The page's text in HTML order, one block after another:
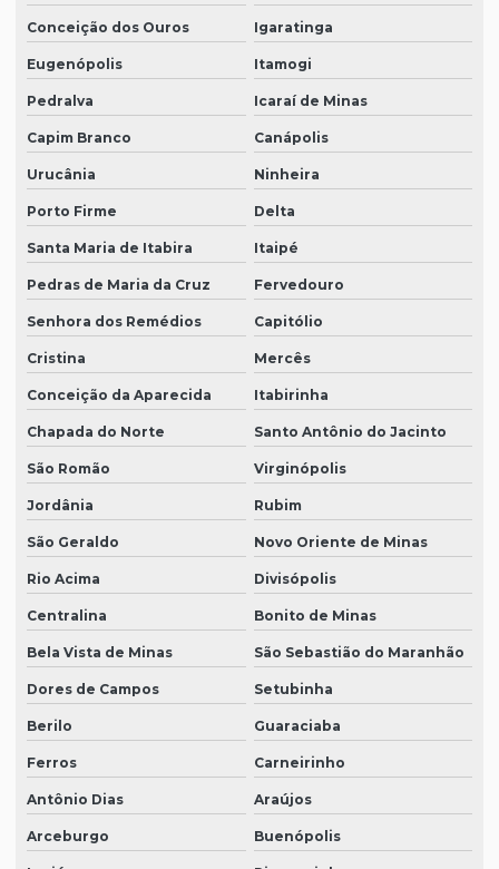
Conceição dos Ouros Igaratinga
Eugenópolis Itamogi
Pedralva Icaraí de Minas
Capim Branco Canápolis
Urucânia Ninheira
Porto Firme Delta
Santa Maria de Itabira Itaipé
Pedras de Maria da Cruz Fervedouro
Senhora dos Remédios Capitólio
Cristina Mercês
Conceição da Aparecida Itabirinha
Chapada do Norte Santo Antônio do Jacinto
São Romão Virginópolis
Jordânia Rubim
São Geraldo Novo Oriente de Minas
Rio Acima Divisópolis
Centralina Bonito de Minas
Bela Vista de Minas São Sebastião do Maranhão
Dores de Campos Setubinha
Berilo Guaraciaba
Ferros Carneirinho
Antônio Dias Araújos
Arceburgo Buenópolis